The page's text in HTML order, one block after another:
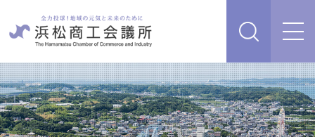
販路を開拓したい、新商品・サービス・技術を開発し
たい
経営支援・サービス
検定試験